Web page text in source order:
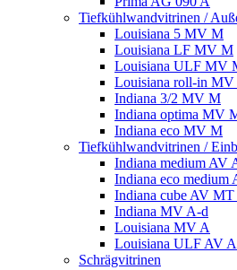
Tiefkühlwandvitrinen /
Louisiana 5 MV M
Louisiana LF MV M
Louisiana ULF MV
Louisiana roll-in
Indiana 3/2 MV M
Indiana optima MV
Indiana eco MV M
Tiefkühlwandvitrinen /
Indiana medium AV
Indiana eco medium
Indiana cube AV MT
Indiana MV A-d
Louisiana MV A
Louisiana ULF AV A
Schrägvitrinen